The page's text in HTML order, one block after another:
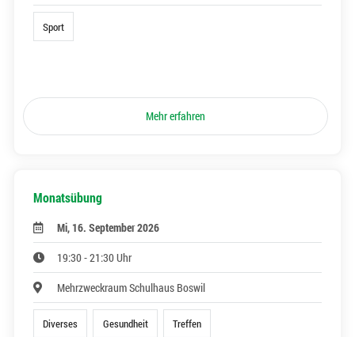
Sport
Mehr erfahren
Monatsübung
Mi, 16. September 2026
19:30 - 21:30 Uhr
Mehrzweckraum Schulhaus Boswil
Diverses Gesundheit Treffen